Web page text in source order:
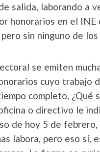
salida, laborando a
honorarios en el
sin ninguno de
se emiten
cuyo trabajo
completo,
o directivo le
de hoy 5 de
labora, pero eso sí,